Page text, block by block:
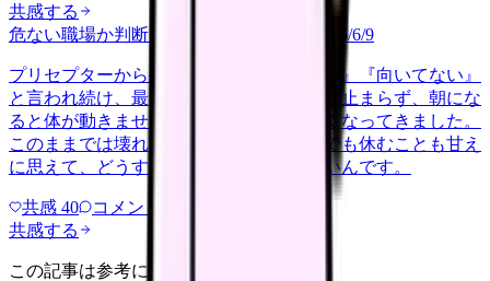
共感する
危ない職場か判断してほしい
2026/6/9
プリセプターから毎日のように『辞めれば』『向いてない』
と言われ続け、最近は職場が近づくと涙が止まらず、朝にな
ると体が動きません。食事も喉を通らなくなってきました。
このままでは壊れてしまう気がします。でも休むことも甘え
に思えて、どうすればいいのか分からないんです。
共感 40 コメント
共感する
この記事は参考になりましたか？